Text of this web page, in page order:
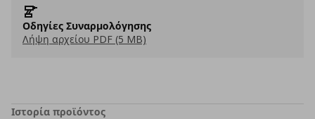
Οδηγίες Συναρμολόγησης
Λήψη αρχείου PDF (5 MB)
Ιστορία προϊόντος